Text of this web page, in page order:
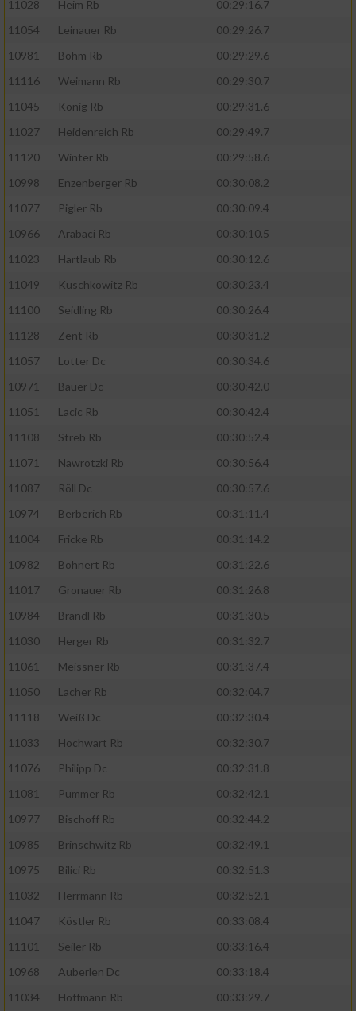
11028 Heim Rb
00:29:16.7
11054
Leinauer Rb
00:29:26.7
10981
Böhm Rb
00:29:29.6
11116
Weimann Rb
00:29:30.7
11045
König Rb
00:29:31.6
11027
Heidenreich Rb
00:29:49.7
11120
Winter Rb
00:29:58.6
10998
Enzenberger Rb
00:30:08.2
11077
Pigler Rb
00:30:09.4
10966
Arabaci Rb
00:30:10.5
11023
Hartlaub Rb
00:30:12.6
11049
Kuschkowitz Rb
00:30:23.4
11100
Seidling Rb
00:30:26.4
11128
Zent Rb
00:30:31.2
11057
Lotter Dc
00:30:34.6
10971
Bauer Dc
00:30:42.0
11051
Lacic Rb
00:30:42.4
11108
Streb Rb
00:30:52.4
11071
Nawrotzki Rb
00:30:56.4
11087
Röll Dc
00:30:57.6
10974
Berberich Rb
00:31:11.4
11004
Fricke Rb
00:31:14.2
10982
Bohnert Rb
00:31:22.6
11017
Gronauer Rb
00:31:26.8
10984
Brandl Rb
00:31:30.5
11030
Herger Rb
00:31:32.7
11061
Meissner Rb
00:31:37.4
11050
Lacher Rb
00:32:04.7
11118
Weiß Dc
00:32:30.4
11033
Hochwart Rb
00:32:30.7
11076
Philipp Dc
00:32:31.8
11081
Pummer Rb
00:32:42.1
10977
Bischoff Rb
00:32:44.2
10985
Brinschwitz Rb
00:32:49.1
10975
Bilici Rb
00:32:51.3
11032
Herrmann Rb
00:32:52.1
11047
Köstler Rb
00:33:08.4
11101
Seiler Rb
00:33:16.4
10968
Auberlen Dc
00:33:18.4
11034
Hoffmann Rb
00:33:29.7